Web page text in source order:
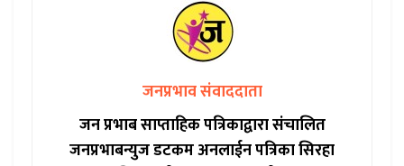
जनप्रभाव संवाददाता
जन प्रभाब साप्ताहिक पत्रिकाद्वारा संचालित
जनप्रभाबन्युज डटकम अनलाईन पत्रिका सिरहा